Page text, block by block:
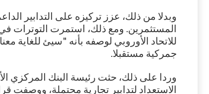
وبدلا من ذلك، عزز تركيزه على التدابير
المستثمرين. ومع ذلك، استمرت التوترات
للاتحاد الأوروبي لوصفه بأنه "سيئ للغاية
جمركية مستقبلا.
وردا على ذلك، حثت رئيسة البنك المركزي
الاستعداد لتدابير تجارية محتملة، ووصفت